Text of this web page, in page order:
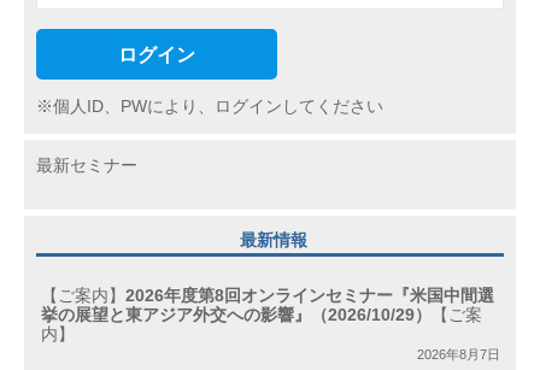
ログイン
※個人ID、PWにより、ログインしてください
最新セミナー
最新情報
【ご案内】 2026年度第8回オンラインセミナー『米国中間選
挙の展望と東アジア外交への影響』（2026/10/29）
【ご案
内】
2026年8月7日